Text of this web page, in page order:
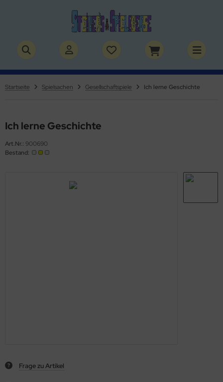
Startseite Spielsachen Gesellschaftspiele Ich lerne Geschichte
Ich lerne Geschichte
Art.Nr.: 900690
Bestand:
Frage zu Artikel